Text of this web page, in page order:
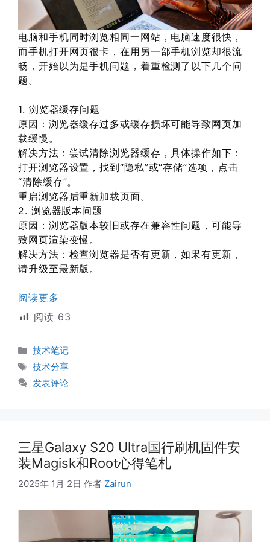
电脑和手机同时浏览相同一网站，电脑速度很快，
而手机打开网页很卡，在用另一部手机浏览却很流
畅，开始以为是手机问题，着重检测了以下几个问
题。
1. 浏览器缓存问题
原因：浏览器缓存过多或缓存损坏可能导致网页加
载缓慢。
解决方法：尝试清除浏览器缓存，具体操作如下：
打开浏览器设置，找到“隐私”或“存储”选项，点击
“清除缓存”。
重启浏览器后重新加载页面。
2. 浏览器版本问题
原因：浏览器版本较旧或存在兼容性问题，可能导
致网页渲染变慢。
解决方法：检查浏览器是否有更新，如果有更新，
请升级至最新版。
阅读更多
阅读 63
分
类
技术笔记
标
签
技术分享
发表评论
三星Galaxy S20 Ultra国行刷机固件安
装Magisk和Root心得笔札
2025年 1月 2日 作者 Zairun